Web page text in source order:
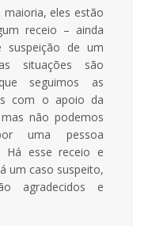
maioria, eles estão
receio – ainda
suspeição de um
situações são
seguimos as
com o apoio da
não podemos
uma pessoa
Há esse receio e
um caso suspeito,
agradecidos e